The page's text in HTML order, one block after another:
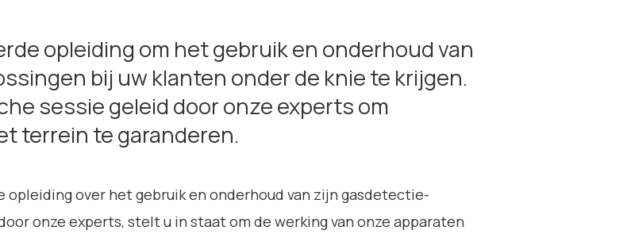
opleiding om het gebruik en onderhoud van
bij uw klanten onder de knie te krijgen.
sessie geleid door onze experts om
terrein te garanderen.
opleiding over het gebruik en onderhoud van zijn gasdetectie-
onze experts, stelt u in staat om de werking van onze apparaten